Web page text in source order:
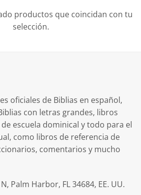
productos que coincidan con tu
selección.
oficiales de Biblias en español,
con letras grandes, libros
escuela dominical y todo para el
como libros de referencia de
comentarios y mucho
Palm Harbor, FL 34684, EE. UU.